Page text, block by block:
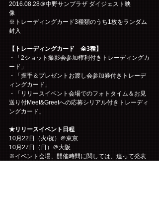
2016.08.28＠中野サンプラザ ダイジェスト映
像
※トレーディングカード3種類のうち1枚をランダム
封入
【トレーディングカード　全3種】
・「2ショット撮影会参加権利付きトレーディングカ
ード」
・「握手＆プレゼントお渡し会参加券付きトレーデ
ィングカード」
・「リリースイベント会場でのフォトタイム＆お見
送り付Meet&Greetへの応募シリアル付きトレーディ
ングカード」
★リリースイベント日程
10月22日（火/祝）＠東京
10月27日（日）＠大阪
※イベント会場、開催時間に関しては、追って発表